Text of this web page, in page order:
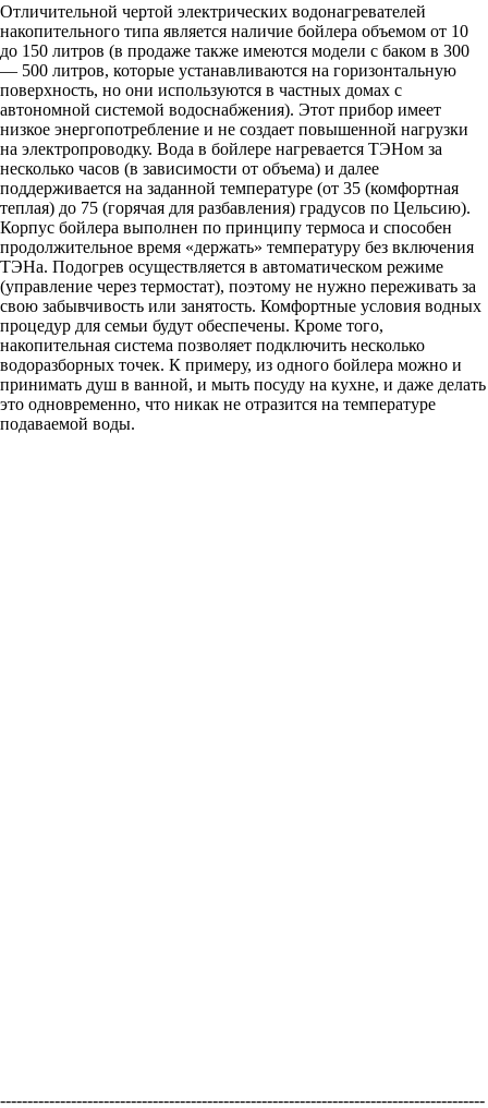
Отличительной чертой электрических водонагревателей
накопительного типа является наличие бойлера объемом от 10
до 150 литров (в продаже также имеются модели с баком в 300
— 500 литров, которые устанавливаются на горизонтальную
поверхность, но они используются в частных домах с
автономной системой водоснабжения). Этот прибор имеет
низкое энергопотребление и не создает повышенной нагрузки
на электропроводку. Вода в бойлере нагревается ТЭНом за
несколько часов (в зависимости от объема) и далее
поддерживается на заданной температуре (от 35 (комфортная
теплая) до 75 (горячая для разбавления) градусов по Цельсию).
Корпус бойлера выполнен по принципу термоса и способен
продолжительное время «держать» температуру без включения
ТЭНа. Подогрев осуществляется в автоматическом режиме
(управление через термостат), поэтому не нужно переживать за
свою забывчивость или занятость. Комфортные условия водных
процедур для семьи будут обеспечены. Кроме того,
накопительная система позволяет подключить несколько
водоразборных точек. К примеру, из одного бойлера можно и
принимать душ в ванной, и мыть посуду на кухне, и даже делать
это одновременно, что никак не отразится на температуре
подаваемой воды.
-----------------------------------------------------------------------------------------